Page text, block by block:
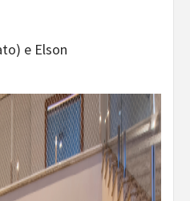
e Elson